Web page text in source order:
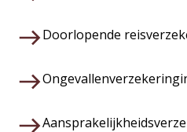
Doorlopende
Ongevallenverzekering